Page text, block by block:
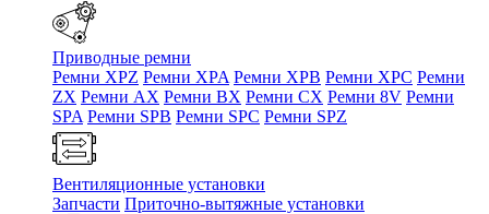
Приводные ремни
Ремни XPZ Ремни XPA Ремни XPB Ремни XPC Ремни
ZX Ремни AX Ремни BX Ремни CX Ремни 8V Ремни
SPA Ремни SPB Ремни SPC Ремни SPZ
Вентиляционные установки
Запчасти Приточно-вытяжные установки